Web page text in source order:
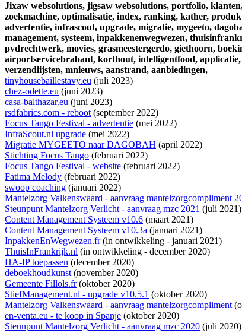
Jixaw websolutions, jigsaw websolutions, portfolio,
zoekmachine, optimalisatie, index, ranking, kather,
advertentie, infrascout, upgrade, migratie, mygeeto,
management, systeem, inpakkenenwegwezen,
pvdrechtwerk, movies, grasmeestergerdo, giethoorn,
airportservicebrabant, korthout, intelligentfood, applicatie,
verzendlijsten, mnieuws, aanstrand, aanbiedingen,
tinyhousebaillestavy.eu (juli 2023)
chez-odette.eu (juni 2023)
casa-balthazar.eu (juni 2023)
rsdfabrics.com - reboot(september 2022)
Focus Tango Festival - advertentie (mei 2022)
InfraScout.nl upgrade (mei 2022)
Migratie MYGEETO naar DAGOBAH (april 2022)
Stichting Focus Tango (februari 2022)
Focus Tango Festival - website (februari 2022)
Fatima Melody (februari 2022)
swoop coaching (januari 2022)
Mantelzorg Valkenswaard - aanvraag mantelzorgcompliment
Steunpunt Mantelzorg Verlicht - aanvraag mzc 2021 (juli 2021)
Content Management Systeem v10.6 (maart 2021)
Content Management Systeem v10.3a (januari 2021)
InpakkenEnWegwezen.fr(in ontwikkeling - januari 2021)
ThuisInFrankrijk.nl (in ontwikkeling - december 2020)
HA-IP toepassen (december 2020)
deboekhoudkunst(november 2020)
Gemeente Fillols.fr(oktober 2020)
StiefManagement.nl - upgrade v10.5.1 (oktober 2020)
Mantelzorg Valkenswaard - aanvraag mantelzorgcompliment
en-venta.eu - te koop in Spanje (oktober 2020)
Steunpunt Mantelzorg Verlicht - aanvraag mzc 2020 (juli 2020)